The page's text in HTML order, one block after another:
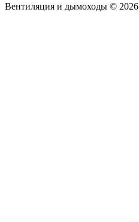
Вентиляция и дымоходы © 2026